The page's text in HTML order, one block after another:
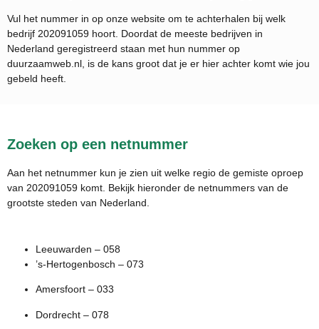
Vul het nummer in op onze website om te achterhalen bij welk
bedrijf 202091059 hoort. Doordat de meeste bedrijven in
Nederland geregistreerd staan met hun nummer op
duurzaamweb.nl, is de kans groot dat je er hier achter komt wie jou
gebeld heeft.
Zoeken op een netnummer
Aan het netnummer kun je zien uit welke regio de gemiste oproep
van 202091059 komt. Bekijk hieronder de netnummers van de
grootste steden van Nederland.
Leeuwarden – 058
’s-Hertogenbosch – 073
Amersfoort – 033
Dordrecht – 078